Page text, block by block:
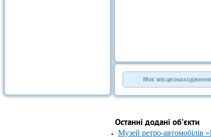
Моє
Останні додані об'єкти
Музей ретро-автомобілів